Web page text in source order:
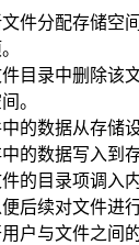
件分配存储空
目录中删除该
。
的数据从存储
的数据写入到
的目录项调入
后续对文件进行
户与文件之间